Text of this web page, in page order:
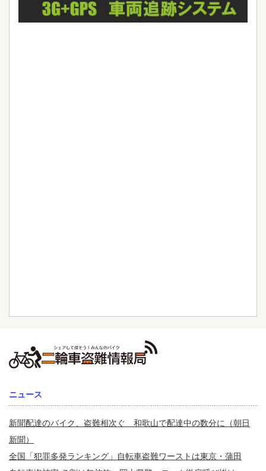
ニュース
新聞配達のバイク、盗難相次ぐ 和歌山で配達中の数分に（朝日
新聞）
全国「犯罪多発ランキング」自転車盗難ワーストは東京・蒲田